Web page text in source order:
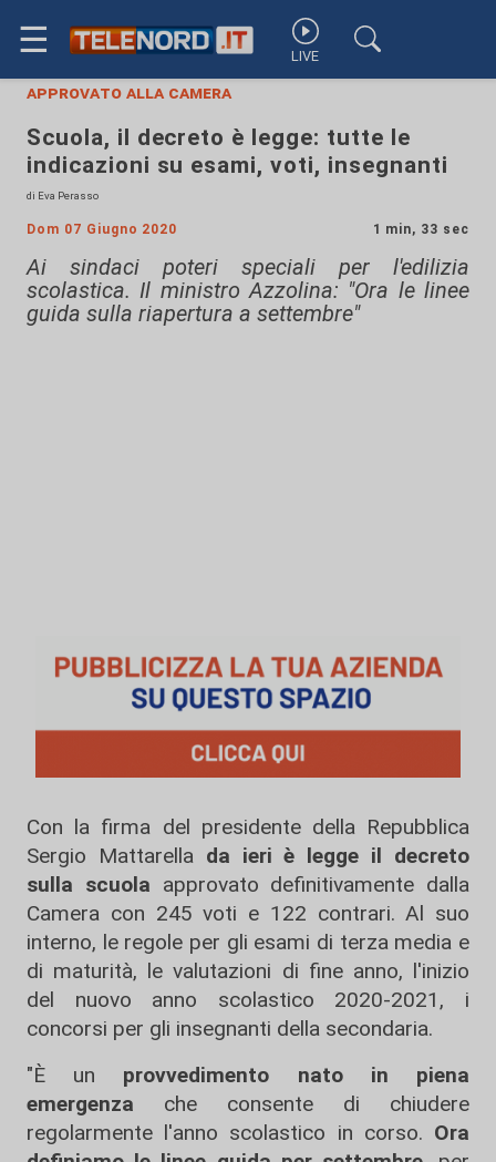
☰ LIVE
approvato alla camera
Scuola, il decreto è legge: tutte le
indicazioni su esami, voti, insegnanti
di Eva Perasso
Dom 07 Giugno 2020 1 min, 33 sec
Ai sindaci poteri speciali per l'edilizia
scolastica. Il ministro Azzolina: "Ora le linee
guida sulla riapertura a settembre"
Con la firma del presidente della Repubblica
Sergio Mattarella da ieri è legge il decreto
sulla scuola approvato definitivamente dalla
Camera con 245 voti e 122 contrari. Al suo
interno, le regole per gli esami di terza media e
di maturità, le valutazioni di fine anno, l'inizio
del nuovo anno scolastico 2020-2021, i
concorsi per gli insegnanti della secondaria.
"È un provvedimento nato in piena
emergenza che consente di chiudere
regolarmente l'anno scolastico in corso. Ora